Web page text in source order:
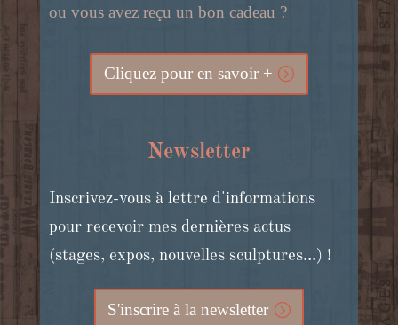
ou vous avez reçu un bon cadeau ?
Cliquez pour en savoir +
Newsletter
Inscrivez-vous à lettre d'informations
pour recevoir mes dernières actus
(stages, expos, nouvelles sculptures...) !
S'inscrire à la newsletter